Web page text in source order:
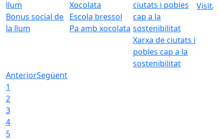
Bonus social de
la llum
Escola bressol
Pa amb xocolata
Xarxa de ciutats i
pobles cap a la
sostenibilitat
Visita
AnteriorSegüent
1
2
3
4
5